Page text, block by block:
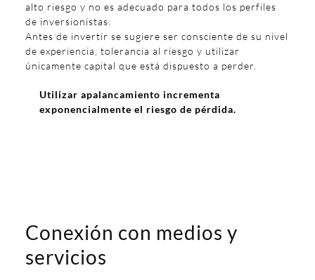
alto riesgo y no es adecuado para todos los perfiles
de inversionistas.
Antes de invertir se sugiere ser consciente de su nivel
de experiencia, tolerancia al riesgo y utilizar
únicamente capital que está dispuesto a perder.
Utilizar apalancamiento incrementa
exponencialmente el riesgo de pérdida.
Conexión con medios y
servicios